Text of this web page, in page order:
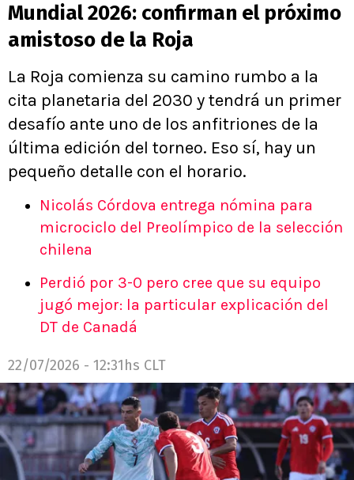
Mundial 2026: confirman el próximo
amistoso de la Roja
La Roja comienza su camino rumbo a la
cita planetaria del 2030 y tendrá un primer
desafío ante uno de los anfitriones de la
última edición del torneo. Eso sí, hay un
pequeño detalle con el horario.
Nicolás Córdova entrega nómina para
microciclo del Preolímpico de la selección
chilena
Perdió por 3-0 pero cree que su equipo
jugó mejor: la particular explicación del
DT de Canadá
22/07/2026 - 12:31hs CLT